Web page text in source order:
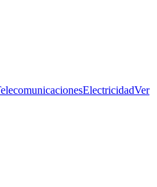
ElectricidadVer